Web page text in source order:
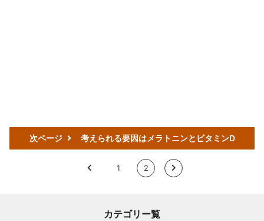
次ページ 考えられる要因はメラトニンとビタミンD
< 1 2 >
カテゴリー覧